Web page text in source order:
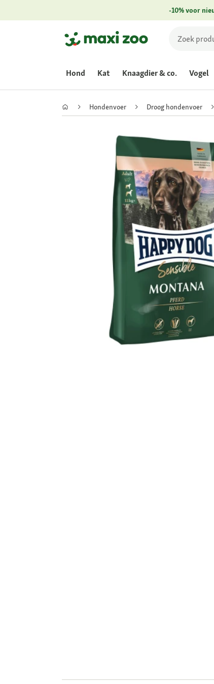
-10% voor
Hond Kat Knaagdier & co. Vogel
Hondenvoer Droog hondenvoer